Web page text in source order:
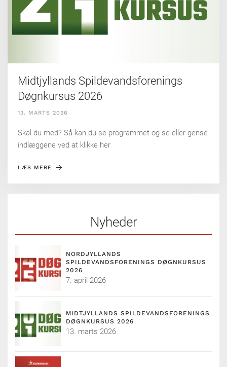
Midtjyllands Spildevandsforenings
Døgnkursus 2026
13. MARTS 2026
Skal du med? Så kan du se programmet og se eller gense
indlæggene ved at klikke her
LÆS MERE
Nyheder
NORDJYLLANDS
SPILDEVANDSFORENINGS DØGNKURSUS
2026
7. april 2026
MIDTJYLLANDS SPILDEVANDSFORENINGS
DØGNKURSUS 2026
13. marts 2026